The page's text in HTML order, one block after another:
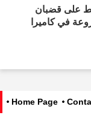
قضبان
في كاميرا
Home Page